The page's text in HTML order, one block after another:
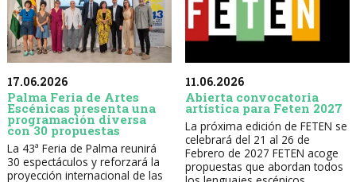
17.06.2026
Palma Feria de Artes
Escénicas presenta una
programación diversa
con 30 propuestas
La 43ª Feria de Palma reunirá
30 espectáculos y reforzará la
proyección internacional de las
11.06.2026
Abierta convocatoria
artística para Feten 2027
La próxima edición de FETEN se
celebrará del 21 al 26 de
Febrero de 2027 FETEN acoge
propuestas que abordan todos